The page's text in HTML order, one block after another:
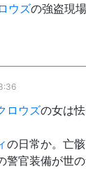
ウズの強盗現
ロウズの女は
の日常か。亡
官装備が世